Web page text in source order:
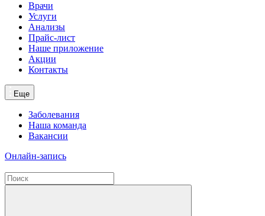
Врачи
Услуги
Анализы
Прайс-лист
Наше приложение
Акции
Контакты
Еще
Заболевания
Наша команда
Вакансии
Онлайн-запись